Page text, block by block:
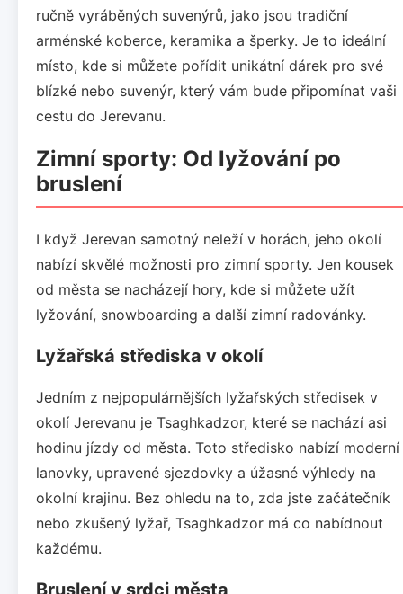
ručně vyráběných suvenýrů, jako jsou tradiční
arménské koberce, keramika a šperky. Je to ideální
místo, kde si můžete pořídit unikátní dárek pro své
blízké nebo suvenýr, který vám bude připomínat vaši
cestu do Jerevanu.
Zimní sporty: Od lyžování po
bruslení
I když Jerevan samotný neleží v horách, jeho okolí
nabízí skvělé možnosti pro zimní sporty. Jen kousek
od města se nacházejí hory, kde si můžete užít
lyžování, snowboarding a další zimní radovánky.
Lyžařská střediska v okolí
Jedním z nejpopulárnějších lyžařských středisek v
okolí Jerevanu je Tsaghkadzor, které se nachází asi
hodinu jízdy od města. Toto středisko nabízí moderní
lanovky, upravené sjezdovky a úžasné výhledy na
okolní krajinu. Bez ohledu na to, zda jste začátečník
nebo zkušený lyžař, Tsaghkadzor má co nabídnout
každému.
Bruslení v srdci města